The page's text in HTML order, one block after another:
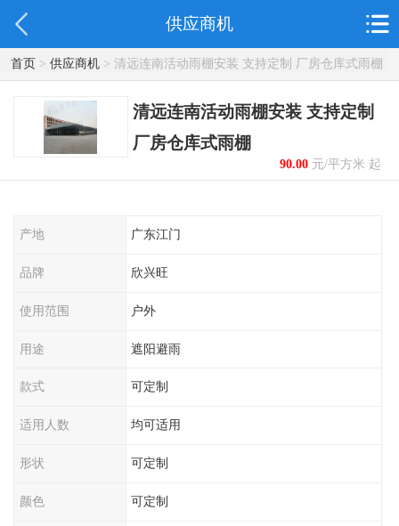
供应商机
首页> 供应商机> 清远连南活动雨棚安装 支持定制 厂房仓库式雨棚
清远连南活动雨棚安装 支持定制
厂房仓库式雨棚
90.00元/平方米 起
产地 广东江门
品牌 欣兴旺
使用范围 户外
用途 遮阳避雨
款式 可定制
适用人数 均可适用
形状 可定制
颜色 可定制